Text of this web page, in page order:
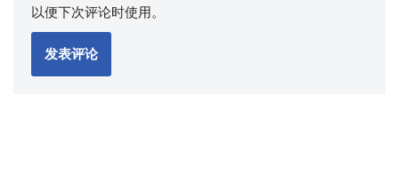
以便下次评论时使用。